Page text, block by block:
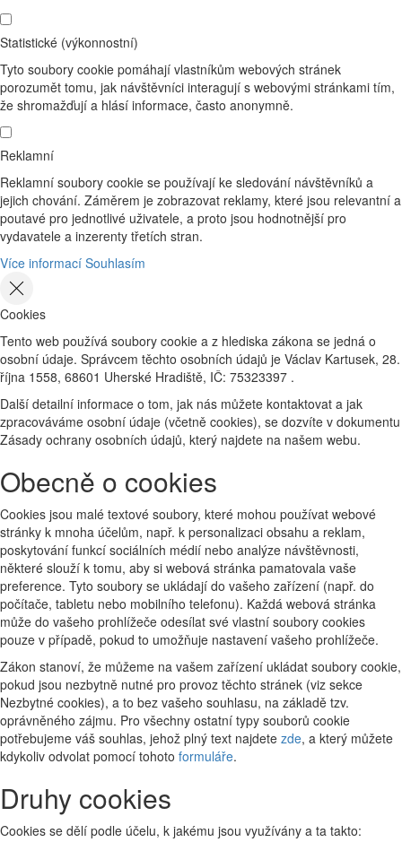
Statistické (výkonnostní)
Tyto soubory cookie pomáhají vlastníkům webových stránek
porozumět tomu, jak návštěvníci interagují s webovými stránkami tím,
že shromažďují a hlásí informace, často anonymně.
Reklamní
Reklamní soubory cookie se používají ke sledování návštěvníků a
jejich chování. Záměrem je zobrazovat reklamy, které jsou relevantní a
poutavé pro jednotlivé uživatele, a proto jsou hodnotnější pro
vydavatele a inzerenty třetích stran.
Více informací Souhlasím
Cookies
Tento web používá soubory cookie a z hlediska zákona se jedná o
osobní údaje. Správcem těchto osobních údajů je Václav Kartusek, 28.
října 1558, 68601 Uherské Hradiště, IČ: 75323397 .
Další detailní informace o tom, jak nás můžete kontaktovat a jak
zpracováváme osobní údaje (včetně cookies), se dozvíte v dokumentu
Zásady ochrany osobních údajů, který najdete na našem webu.
Obecně o cookies
Cookies jsou malé textové soubory, které mohou používat webové
stránky k mnoha účelům, např. k personalizaci obsahu a reklam,
poskytování funkcí sociálních médií nebo analýze návštěvnosti,
některé slouží k tomu, aby si webová stránka pamatovala vaše
preference. Tyto soubory se ukládají do vašeho zařízení (např. do
počítače, tabletu nebo mobilního telefonu). Každá webová stránka
může do vašeho prohlížeče odesílat své vlastní soubory cookies
pouze v případě, pokud to umožňuje nastavení vašeho prohlížeče.
Zákon stanoví, že můžeme na vašem zařízení ukládat soubory cookie,
pokud jsou nezbytně nutné pro provoz těchto stránek (viz sekce
Nezbytné cookies), a to bez vašeho souhlasu, na základě tzv.
oprávněného zájmu. Pro všechny ostatní typy souborů cookie
potřebujeme váš souhlas, jehož plný text najdete zde, a který můžete
kdykoliv odvolat pomocí tohoto formuláře.
Druhy cookies
Cookies se dělí podle účelu, k jakému jsou využívány a ta takto: